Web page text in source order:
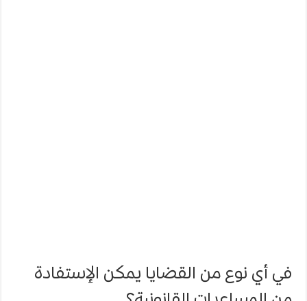
في أي نوع من القضايا يمكن الإستفادة